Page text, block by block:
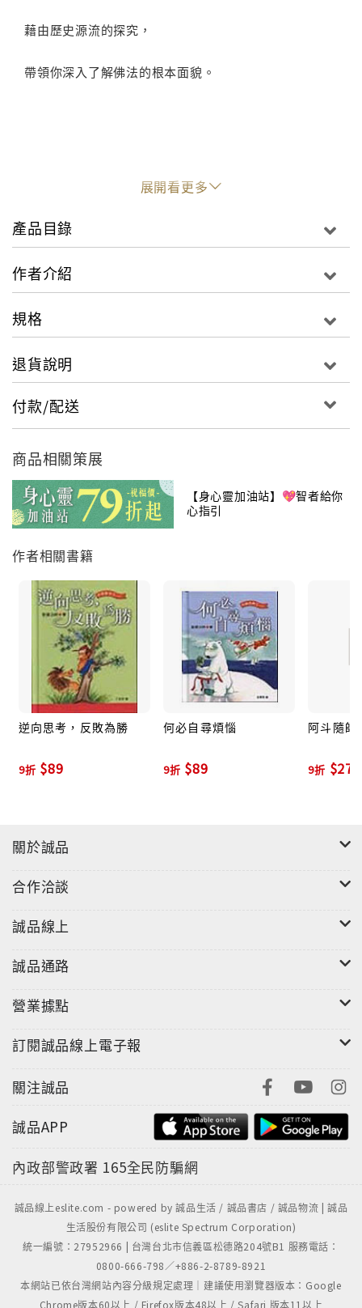
藉由歷史源流的探究，
帶領你深入了解佛法的根本面貌。
本書提供最基本的佛教常識，幫助讀者在最短的時間
聖嚴法師以深入淺出的筆法，化解一般人對佛教名相典
知的常識，例如：原始佛教、怎樣做一個居士？怎麼修
惑：神通的境界與功用、神鬼的種類、佛陀的生滅年
透過本書，可以清楚原始佛教的成立過程與思想，具體
掌握修持的要領，並且了解許多佛教典故由來，豐富你
的學佛人生。
展開看更多
產品目錄
作者介紹
規格
退貨說明
付款/配送
商品相關策展
【身心靈加油站】💖智者給你
心指引
作者相關書籍
逆向思考，反敗為勝
9折 $89
何必自尋煩惱
9折 $89
阿斗隨師
9折 $270
關於誠品
合作洽談
誠品線上
誠品通路
營業據點
訂閱誠品線上電子報
關注誠品
誠品APP
內政部警政署 165全民防騙網
誠品線上eslite.com - powered by 誠品生活 / 誠品書店 / 誠品物流 | 誠品
生活股份有限公司 (eslite Spectrum Corporation)
統一編號：27952966 | 台灣台北市信義區松德路204號B1 服務電話：
0800-666-798／+886-2-8789-8921
本網站已依台灣網站內容分級規定處理｜建議使用瀏覽器版本：Google
Chrome版本60以上 / Firefox版本48以上 / Safari 版本11以上